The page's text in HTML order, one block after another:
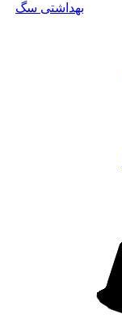
بهداشتی سگ